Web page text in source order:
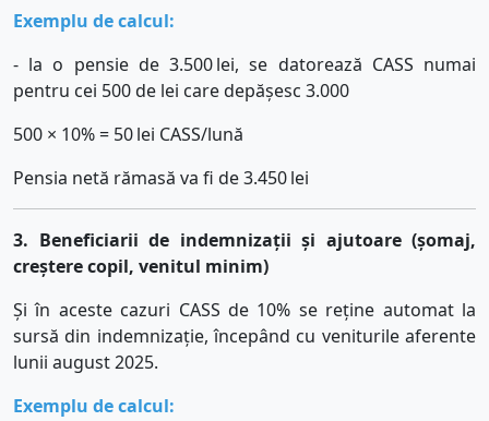
Exemplu de calcul:
- la o pensie de 3.500lei, se datorează CASS numai
pentru cei 500 de lei care depășesc 3.000
500 × 10% = 50lei CASS/lună
Pensia netă rămasă va fi de 3.450lei
3. Beneficiarii de indemnizații și ajutoare (șomaj,
creștere copil, venitul minim)
Și în aceste cazuri CASS de 10% se reține automat la
sursă din indemnizație, începând cu veniturile aferente
lunii august 2025.
Exemplu de calcul: